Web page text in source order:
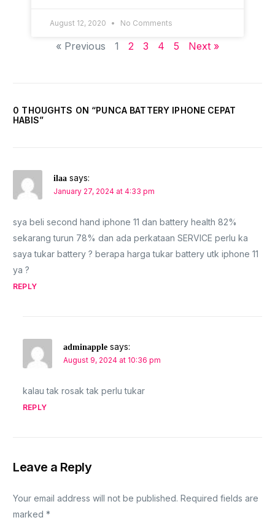
August 12, 2020 No Comments
« Previous 1 2 3 4 5 Next »
0 THOUGHTS ON “PUNCA BATTERY IPHONE CEPAT
HABIS”
ilaa says:
January 27, 2024 at 4:33 pm
sya beli second hand iphone 11 dan battery health 82%
sekarang turun 78% dan ada perkataan SERVICE perlu ka
saya tukar battery ? berapa harga tukar battery utk iphone 11
ya ?
REPLY
adminapple says:
August 9, 2024 at 10:36 pm
kalau tak rosak tak perlu tukar
REPLY
Leave a Reply
Your email address will not be published. Required fields are
marked*